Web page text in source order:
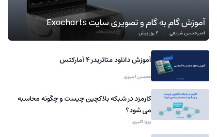
آموزش گام به گام و تصویری سایت Exocharts
امیرحسین شریفی | 2 روز پیش
آموزش دانلود متاتریدر 4 آمارکتس
محسن امیری
کارمزد در شبکه بلاکچین چیست و چگونه محاسبه
می شود؟
پریا اکبری